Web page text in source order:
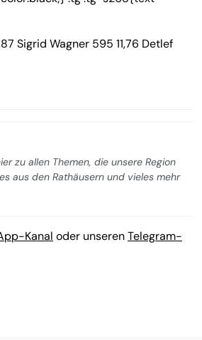
Sigrid Wagner 595 11,76 Detlef
zu allen Themen, die unsere Region
aus den Rathäusern und vieles mehr
Kanal oder unserenTelegram-